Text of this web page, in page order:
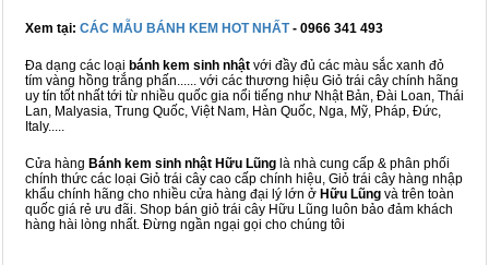
Xem tại: CÁC MẪU BÁNH KEM HOT NHẤT- 0966 341 493
Đa dạng các loại bánh kem sinh nhật với đầy đủ các màu sắc xanh đỏ
tím vàng hồng trắng phấn...... với các thương hiệu Giỏ trái cây chính hãng
uy tín tốt nhất tới từ nhiều quốc gia nổi tiếng như Nhật Bản, Đài Loan, Thái
Lan, Malyasia, Trung Quốc, Việt Nam, Hàn Quốc, Nga, Mỹ, Pháp, Đức,
Italy.....
Cửa hàng Bánh kem sinh nhật Hữu Lũng là nhà cung cấp & phân phối
chính thức các loại Giỏ trái cây cao cấp chính hiệu, Giỏ trái cây hàng nhập
khẩu chính hãng cho nhiều cửa hàng đại lý lớn ở Hữu Lũng và trên toàn
quốc giá rẻ ưu đãi. Shop bán giỏ trái cây Hữu Lũng luôn bảo đảm khách
hàng hài lòng nhất. Đừng ngần ngại gọi cho chúng tôi